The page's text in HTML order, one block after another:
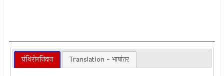
ग्रंथिरोगनिदान Translation - भाषांतर